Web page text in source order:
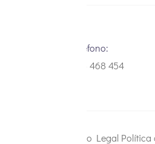
Teléfono:
948 468 454
Aviso Legal Política